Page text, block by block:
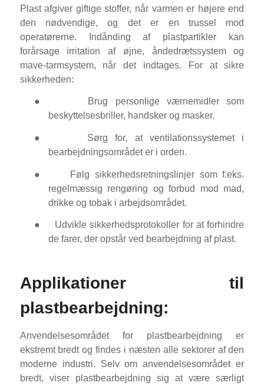
Plast afgiver giftige stoffer, når varmen er højere end
den nødvendige, og det er en trussel mod
operatørerne. Indånding af plastpartikler kan
forårsage irritation af øjne, åndedrætssystem og
mave-tarmsystem, når det indtages. For at sikre
sikkerheden:
●
Brug personlige værnemidler som
beskyttelsesbriller, handsker og masker.
●
Sørg for, at ventilationssystemet i
bearbejdningsområdet er i orden.
●
Følg sikkerhedsretningslinjer som f.eks.
regelmæssig rengøring og forbud mod mad,
drikke og tobak i arbejdsområdet.
●
Udvikle sikkerhedsprotokoller for at forhindre
de farer, der opstår ved bearbejdning af plast.
Applikationer til
plastbearbejdning:
Anvendelsesområdet for plastbearbejdning er
ekstremt bredt og findes i næsten alle sektorer af den
moderne industri. Selv om anvendelsesområdet er
bredt, viser plastbearbejdning sig at være særligt